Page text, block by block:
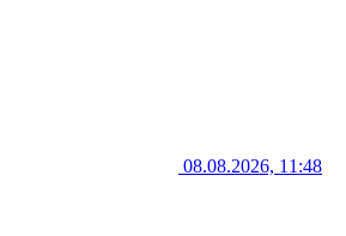
08.08.2026, 11:48